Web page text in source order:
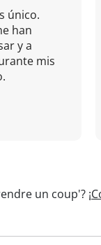
único.
han
y a
mis
un coup'?